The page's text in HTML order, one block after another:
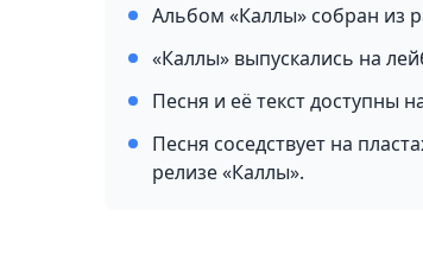
Альбом «Каллы» собран из
«Каллы» выпускались на
Песня и её текст доступны
Песня соседствует на
релизе «Каллы».